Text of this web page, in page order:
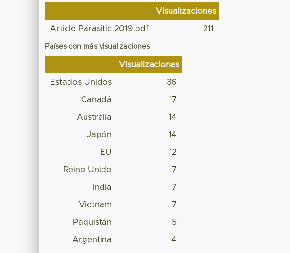
Visualizaciones
Article Parasitic 2019.pdf 211
Países con más visualizaciones
Visualizaciones
Estados Unidos 36
Canadá 17
Australia 14
Japón 14
EU 12
Reino Unido 7
India 7
Vietnam 7
Paquistán 5
Argentina 4